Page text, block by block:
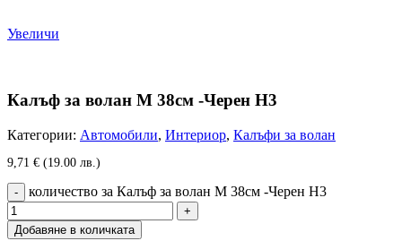
Увеличи
Калъф за волан М 38см -Черен Н3
Категории: Автомобили, Интериор, Калъфи за волан
9,71 € (19.00 лв.)
количество за Калъф за волан М 38см -Черен Н3
Добавяне в количката